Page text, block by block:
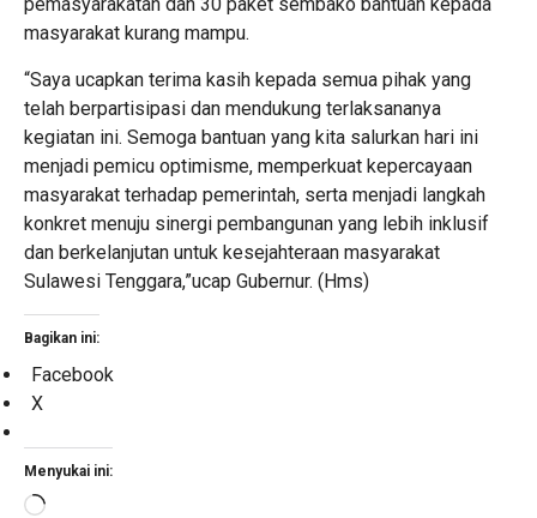
masyarakat kurang mampu.
“Saya ucapkan terima kasih kepada semua pihak yang
telah berpartisipasi dan mendukung terlaksananya
kegiatan ini. Semoga bantuan yang kita salurkan hari ini
menjadi pemicu optimisme, memperkuat kepercayaan
masyarakat terhadap pemerintah, serta menjadi langkah
konkret menuju sinergi pembangunan yang lebih inklusif
dan berkelanjutan untuk kesejahteraan masyarakat
Sulawesi Tenggara,”ucap Gubernur. (Hms)
Bagikan ini:
Facebook
X
Menyukai ini:
Memuat...